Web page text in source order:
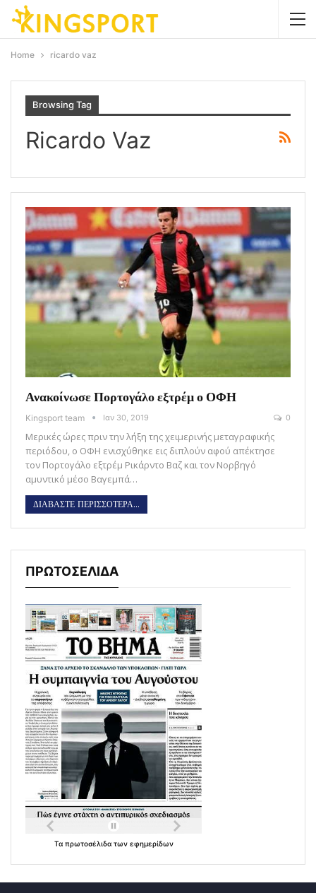
Home ricardo vaz
Browsing Tag
Ricardo Vaz
Ανακοίνωσε Πορτογάλο εξτρέμ ο ΟΦΗ
Kingsport team Ιαν 30, 2019 0
Μερικές ώρες πριν την λήξη της χειμερινής μεταγραφικής
περιόδου, ο ΟΦΗ ενισχύθηκε εις διπλούν αφού απέκτησε
τον Πορτογάλο εξτρέμ Ρικάρντο Βαζ και τον Νορβηγό
αμυντικό μέσο Βαγεμπά…
ΔΙΑΒΑΣΤΕ ΠΕΡΙΣΣΟΤΕΡΑ...
ΠΡΩΤΟΣΕΛΙΔΑ
Τα πρωτοσέλιδα των εφημερίδων